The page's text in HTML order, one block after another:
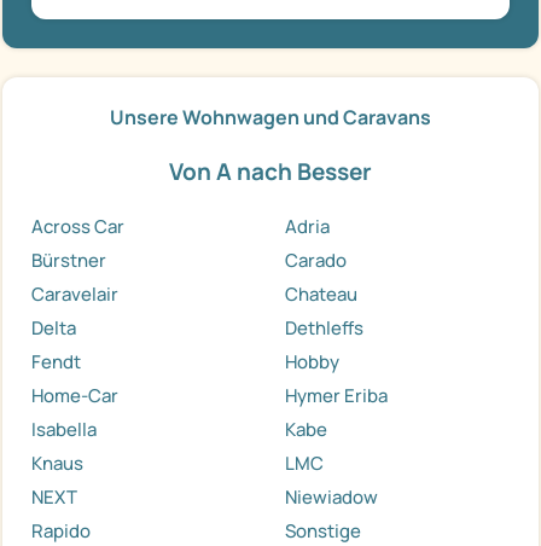
Unsere Wohnwagen und Caravans
Von A nach Besser
Across Car
Adria
Bürstner
Carado
Caravelair
Chateau
Delta
Dethleffs
Fendt
Hobby
Home-Car
Hymer Eriba
Isabella
Kabe
Knaus
LMC
NEXT
Niewiadow
Rapido
Sonstige